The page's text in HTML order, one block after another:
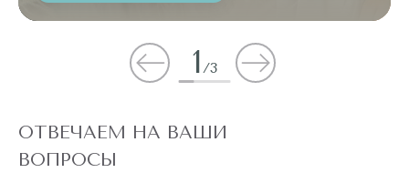
1/3
ОТВЕЧАЕМ НА ВАШИ
ВОПРОСЫ